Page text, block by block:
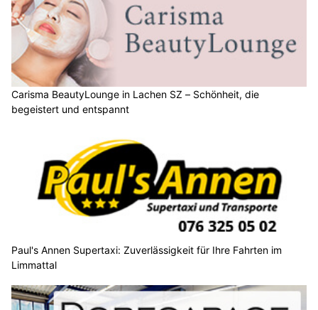
Carisma BeautyLounge in Lachen SZ – Schönheit, die
begeistert und entspannt
Paul's Annen Supertaxi: Zuverlässigkeit für Ihre Fahrten im
Limmattal